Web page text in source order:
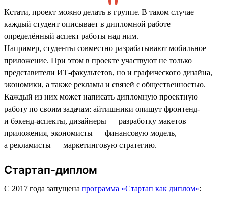
Кстати, проект можно делать в группе. В таком случае
каждый студент описывает в дипломной работе
определённый аспект работы над ним.
Например, студенты совместно разрабатывают мобильное
приложение. При этом в проекте участвуют не только
представители ИТ-факультетов, но и графического дизайна,
экономики, а также рекламы и связей с общественностью.
Каждый из них может написать дипломную проектную
работу по своим задачам: айтишники опишут фронтенд-
и бэкенд-аспекты, дизайнеры — разработку макетов
приложения, экономисты — финансовую модель,
а рекламисты — маркетинговую стратегию.
Стартап-диплом
С 2017 года запущена программа «Стартап как диплом»: